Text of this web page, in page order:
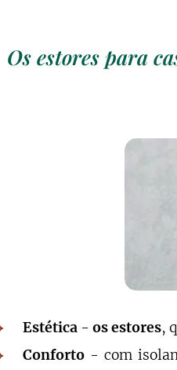
Os estores para
Estética- os estores,
Conforto- com